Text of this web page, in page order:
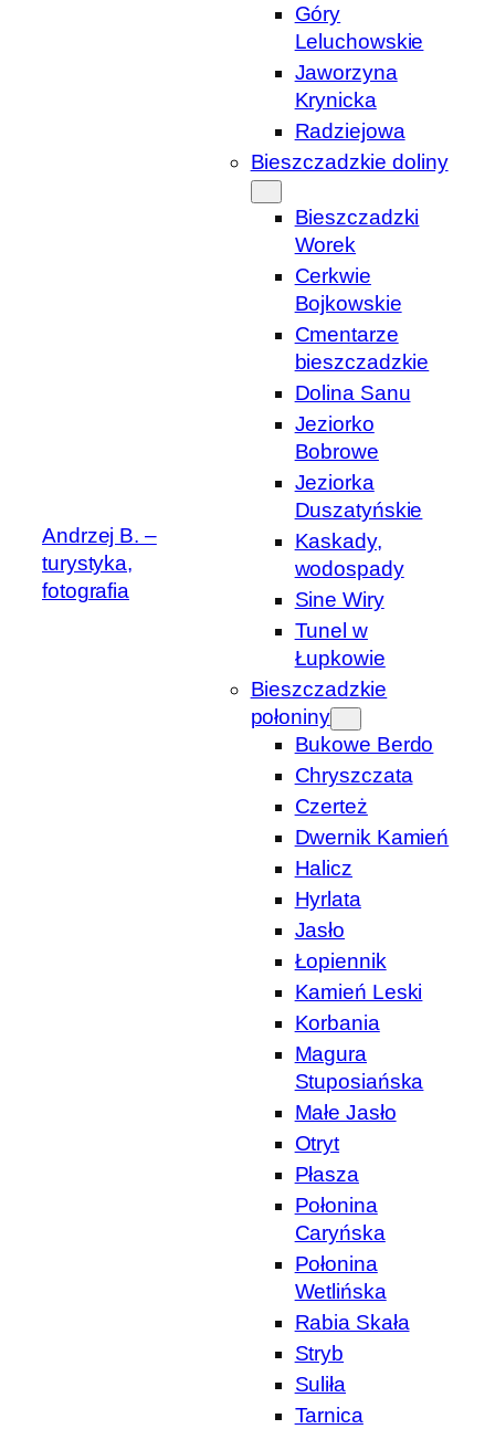
Andrzej B. –
turystyka,
fotografia
Góry
Leluchowskie
Jaworzyna
Krynicka
Radziejowa
Bieszczadzkie doliny
Bieszczadzki
Worek
Cerkwie
Bojkowskie
Cmentarze
bieszczadzkie
Dolina Sanu
Jeziorko
Bobrowe
Jeziorka
Duszatyńskie
Kaskady,
wodospady
Sine Wiry
Tunel w
Łupkowie
Bieszczadzkie
połoniny
Bukowe Berdo
Chryszczata
Czerteż
Dwernik Kamień
Halicz
Hyrlata
Jasło
Łopiennik
Kamień Leski
Korbania
Magura
Stuposiańska
Małe Jasło
Otryt
Płasza
Połonina
Caryńska
Połonina
Wetlińska
Rabia Skała
Stryb
Suliła
Tarnica